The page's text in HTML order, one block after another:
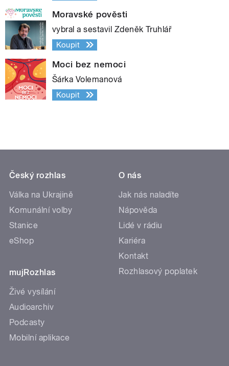
Moravské pověsti
vybral a sestavil Zdeněk Truhlář
Koupit
Moci bez nemoci
Šárka Volemanová
Koupit
Český rozhlas
Válka na Ukrajině
Komunální volby
Stanice
eShop
mujRozhlas
Živé vysílání
Audioarchiv
Podcasty
Mobilní aplikace
O nás
Jak nás naladíte
Nápověda
Lidé v rádiu
Kariéra
Kontakt
Rozhlasový poplatek